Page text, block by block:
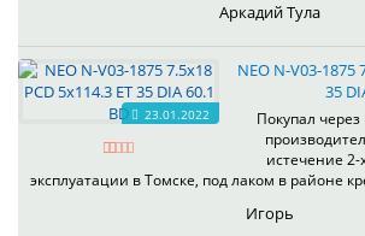
Аркадий Тула
23.01.2022
NEO N-V03-1875
35
Покупал
истечение
эксплуатации в Томске, под лаком в районе
Игорь